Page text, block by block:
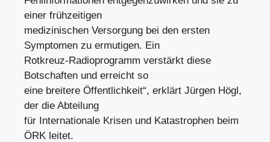
einer frühzeitigen
medizinischen Versorgung bei den ersten
Symptomen zu ermutigen. Ein
Rotkreuz-Radioprogramm verstärkt diese
Botschaften und erreicht so
eine breitere Öffentlichkeit“, erklärt Jürgen Högl,
der die Abteilung
für Internationale Krisen und Katastrophen beim
ÖRK leitet.